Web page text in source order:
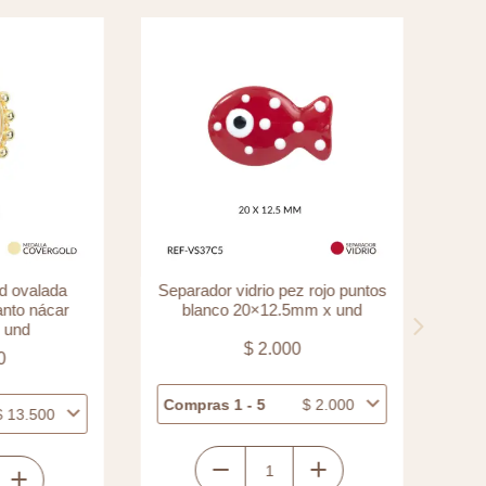
ovalada
nácar
13.500
Separador vidrio pez rojo puntos
blanco 20×12.5mm x und
$2.000
Compras 1 - 5 $2.000